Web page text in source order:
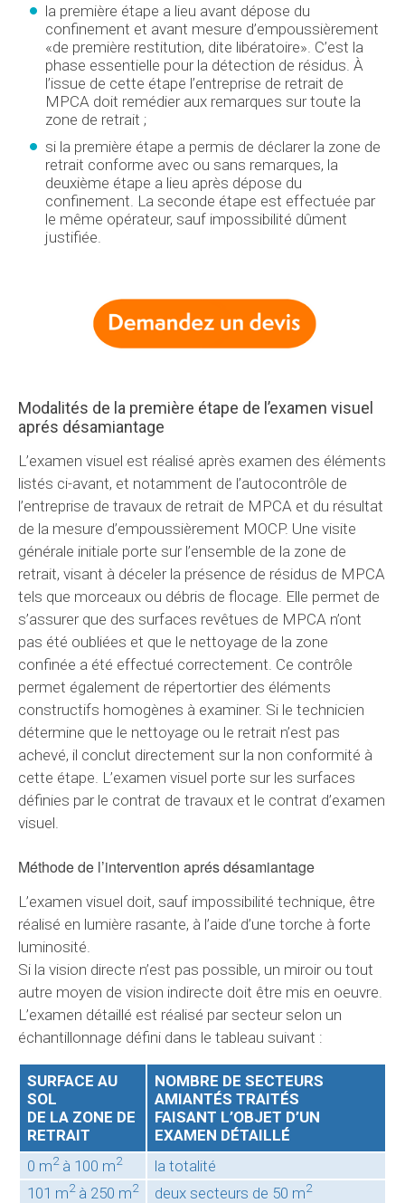
la première étape a lieu avant dépose du
confinement et avant mesure d’empoussièrement
«de première restitution, dite libératoire». C’est la
phase essentielle pour la détection de résidus. À
l’issue de cette étape l’entreprise de retrait de
MPCA doit remédier aux remarques sur toute la
zone de retrait ;
si la première étape a permis de déclarer la zone de
retrait conforme avec ou sans remarques, la
deuxième étape a lieu après dépose du
confinement. La seconde étape est effectuée par
le même opérateur, sauf impossibilité dûment
justifiée.
Modalités de la première étape de l’examen visuel
aprés désamiantage
L’examen visuel est réalisé après examen des éléments
listés ci-avant, et notamment de l’autocontrôle de
l’entreprise de travaux de retrait de MPCA et du résultat
de la mesure d’empoussièrement MOCP. Une visite
générale initiale porte sur l’ensemble de la zone de
retrait, visant à déceler la présence de résidus de MPCA
tels que morceaux ou débris de flocage. Elle permet de
s’assurer que des surfaces revêtues de MPCA n’ont
pas été oubliées et que le nettoyage de la zone
confinée a été effectué correctement. Ce contrôle
permet également de répertortier des éléments
constructifs homogènes à examiner. Si le technicien
détermine que le nettoyage ou le retrait n’est pas
achevé, il conclut directement sur la non conformité à
cette étape. L’examen visuel porte sur les surfaces
définies par le contrat de travaux et le contrat d’examen
visuel.
Méthode de l’intervention aprés désamiantage
L’examen visuel doit, sauf impossibilité technique, être
réalisé en lumière rasante, à l’aide d’une torche à forte
luminosité.
Si la vision directe n’est pas possible, un miroir ou tout
autre moyen de vision indirecte doit être mis en oeuvre.
L’examen détaillé est réalisé par secteur selon un
échantillonnage défini dans le tableau suivant :
SURFACE AU
SOL
DE LA ZONE DE
RETRAIT
NOMBRE DE SECTEURS
AMIANTÉS TRAITÉS
FAISANT L’OBJET D’UN
EXAMEN DÉTAILLÉ
0 m2à 100 m2
la totalité
101 m2à 250 m2 deux secteurs de 50 m2